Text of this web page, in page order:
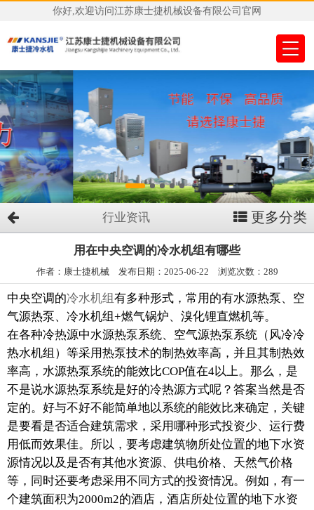
你好,欢迎访问江苏康士捷机械设备有限公司官网
行业资讯 更多分类
用在中央空调的冷水机组有哪些
作者：康士捷机械 发布日期：2025-06-22 浏览次数：289
中央空调的冷水机组 有多种形式，常用的有水源热泵、空
气源热泵、冷水机组+燃气锅炉、溴化锂直燃机等。
在各种冷热源中水源热泵系统、空气源热泵系统（风冷冷
热水机组）等采用热泵技术的制热效率高，并且其制热效
率高，水源热泵系统的能效比COP值在4以上。那么，是
不是说水源热泵系统是好的冷热源方式呢？答案当然是否
定的。好与不好不能简单地以系统的能效比来确定，关键
是要看是否适合建筑需求，采用哪种形式投资少、运行费
用低而效果佳。所以，要考虑建筑物所处位置的地下水资
源情况以及是否有其他水资源、供电价格、天然气价格
等，同时还要考虑采用不同方式的投资情况。例如，有一
个建筑面积为2000m2的酒店，酒店所处位置的地下水资